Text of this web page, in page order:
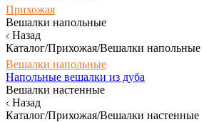
Прихожая
Вешалки напольные
Назад
Каталог/Прихожая/Вешалки напольные
Вешалки напольные
Напольные вешалки из дуба
Вешалки настенные
Назад
Каталог/Прихожая/Вешалки настенные